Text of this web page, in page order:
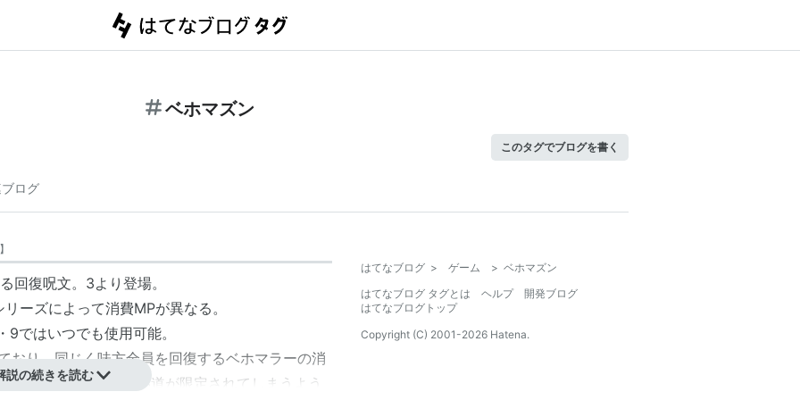
ベホマズン
このタグでブログを書く
ログ
】
回復呪文。3より登場。
ーズによって消費MPが異なる。
ではいつでも使用可能。
おり、同じく味方全員を回復するベホマラーの消
、ベホマズンの使い道が限定されてしまうよう
説の続きを読む
はてなブログ > ゲーム > ベホマズン
はてなブログ タグとは
ヘルプ
開発ブログ
はてなブログトップ
Copyright (C) 2001-2026 Hatena.